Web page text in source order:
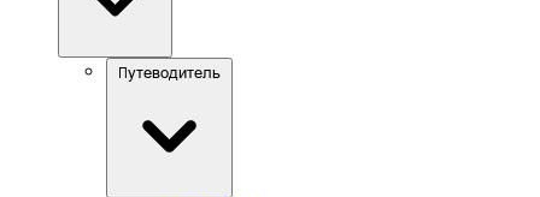
Путеводитель